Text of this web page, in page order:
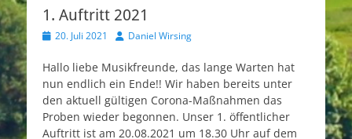
1. Auftritt 2021
Veröffentlicht
20. Juli 2021 AutorDaniel Wirsing
Hallo liebe Musikfreunde, das lange Warten hat
nun endlich ein Ende!! Wir haben bereits unter
den aktuell gültigen Corona-Maßnahmen das
Proben wieder begonnen. Unser 1. öffentlicher
Auftritt ist am 20.08.2021 um 18.30 Uhr auf dem